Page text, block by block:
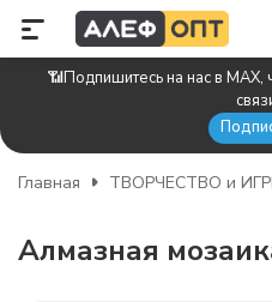
📶Подпишитесь на нас в MAX,
Главная ТВОРЧЕСТВО и
Алмазная